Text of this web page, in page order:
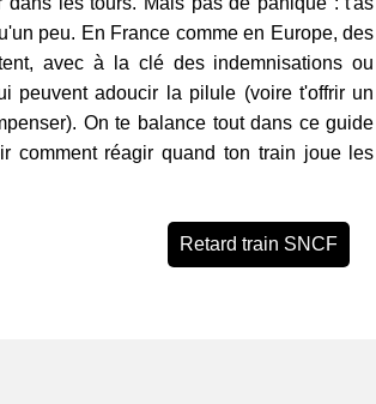
peu. En France comme en Europe, des
avec à la clé des indemnisations ou
peuvent adoucir la pilule (voire t'offrir un
On te balance tout dans ce guide
comment réagir quand ton train joue les
Retard train SNCF